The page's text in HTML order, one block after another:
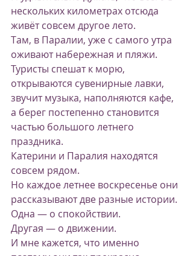
нескольких километрах отсюда
живёт совсем другое лето.
Там, в Паралии, уже с самого утра
оживают набережная и пляжи.
Туристы спешат к морю,
открываются сувенирные лавки,
звучит музыка, наполняются кафе,
а берег постепенно становится
частью большого летнего
праздника.
Катерини и Паралия находятся
совсем рядом.
Но каждое летнее воскресенье они
рассказывают две разные истории.
Одна — о спокойствии.
Другая — о движении.
И мне кажется, что именно